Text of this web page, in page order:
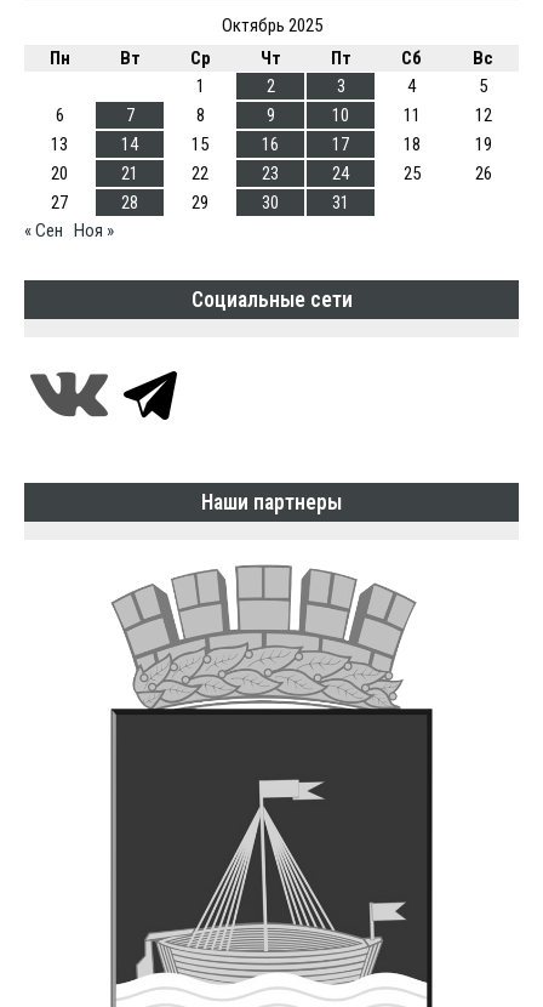
Октябрь 2025
Пн
Вт Ср Чт Пт Сб
Вс
1
2 3 4
5
6
7 8 9 10 11
12
13
14 15 16 17 18
19
20
21 22 23 24 25
26
27
28 29 30
31
« Сен Ноя »
Социальные сети
Наши партнеры